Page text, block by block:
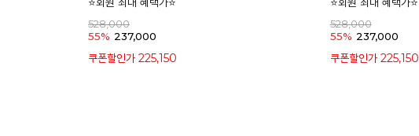
528,000
55% 237,000
쿠폰할인가 225,150
528,000
55% 237,000
쿠폰할인가 225,150